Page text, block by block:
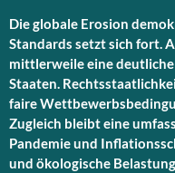
Die globale Erosion
Standards setzt sich fort.
mittlerweile eine
Staaten.
faire
Zugleich bleibt eine
Pandemie und
und ökologische